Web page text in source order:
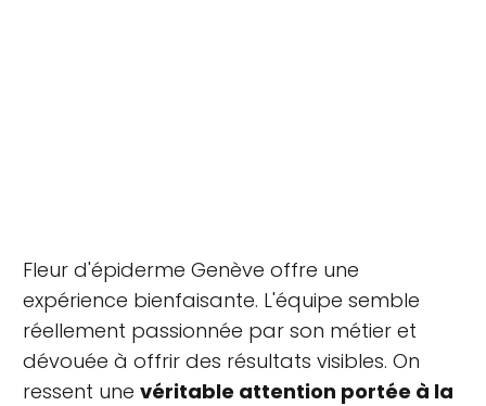
Fleur d'épiderme Genève offre une
expérience bienfaisante. L'équipe semble
réellement passionnée par son métier et
dévouée à offrir des résultats visibles. On
ressent une véritable attention portée à la